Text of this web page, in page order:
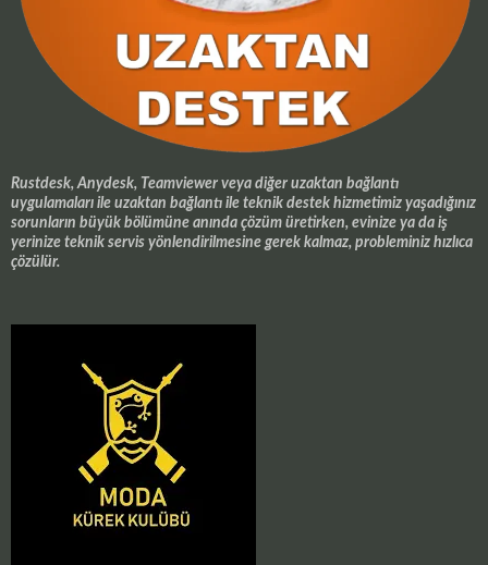
Rustdesk, Anydesk, Teamviewer veya diğer uzaktan bağlantı
uygulamaları ile uzaktan bağlantı ile teknik destek hizmetimiz yaşadığınız
sorunların büyük bölümüne anında çözüm üretirken, evinize ya da iş
yerinize teknik servis yönlendirilmesine gerek kalmaz, probleminiz hızlıca
çözülür.